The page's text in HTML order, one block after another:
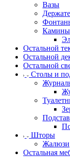
Вазы
Камины
Остальной
Остальной
Остальной
Столы и
Шторы
Жалюзи
Остальная